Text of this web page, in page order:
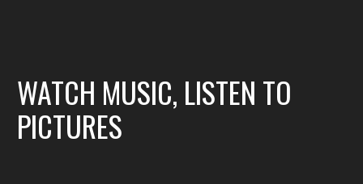
WATCH MUSIC, LISTEN TO
PICTURES